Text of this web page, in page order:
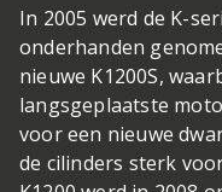
In 2005 werd de K-
onderhanden
nieuwe K1200S,
langsgeplaatste
voor een nieuwe
de cilinders sterk